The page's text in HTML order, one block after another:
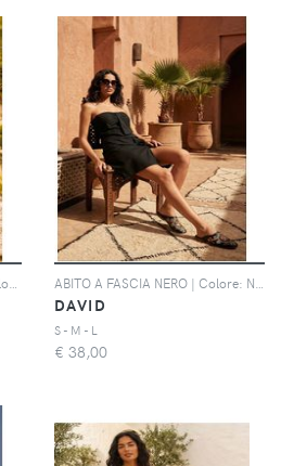
DAVID
S - M - L
€ 38,00